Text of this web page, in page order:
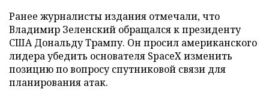
Ранее журналисты издания отмечали, что
Владимир Зеленский обращался к президенту
США Дональду Трампу. Он просил американского
лидера убедить основателя SpaceX изменить
позицию по вопросу спутниковой связи для
планирования атак.